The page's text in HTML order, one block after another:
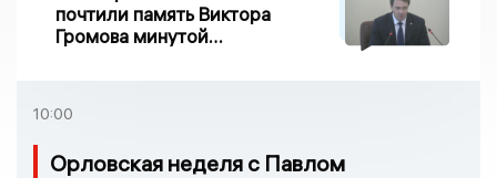
почтили память Виктора
Громова минутой
10:00
Орловская неделя с Павлом